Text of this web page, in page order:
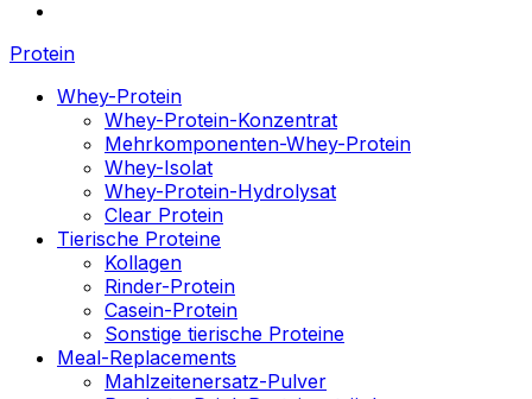
Protein
Whey-Protein
Whey-Protein-Konzentrat
Mehrkomponenten-Whey-Protein
Whey-Isolat
Whey-Protein-Hydrolysat
Clear Protein
Tierische Proteine
Kollagen
Rinder-Protein
Casein-Protein
Sonstige tierische Proteine
Meal-Replacements
Mahlzeitenersatz-Pulver